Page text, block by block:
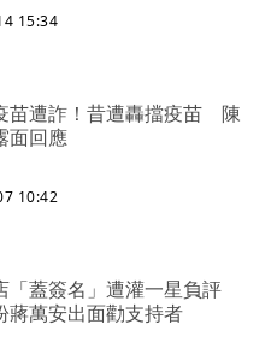
15:34
苗遭詐！昔遭轟擋疫苗 陳
面回應
10:42
「蓋簽名」遭灌一星負評
蔣萬安出面勸支持者